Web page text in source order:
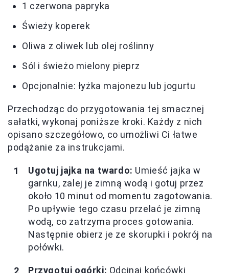
1 czerwona papryka
Świeży koperek
Oliwa z oliwek lub olej roślinny
Sól i świeżo mielony pieprz
Opcjonalnie: łyżka majonezu lub jogurtu
Przechodząc do przygotowania tej smacznej
sałatki, wykonaj poniższe kroki. Każdy z nich
opisano szczegółowo, co umożliwi Ci łatwe
podążanie za instrukcjami.
Ugotuj jajka na twardo: Umieść jajka w
garnku, zalej je zimną wodą i gotuj przez
około 10 minut od momentu zagotowania.
Po upływie tego czasu przelać je zimną
wodą, co zatrzyma proces gotowania.
Następnie obierz je ze skorupki i pokrój na
połówki.
Przygotuj ogórki: Odcinaj końcówki